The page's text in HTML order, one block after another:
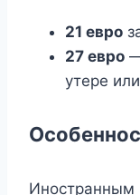
21 евро
27 евро
утере
Иностранным